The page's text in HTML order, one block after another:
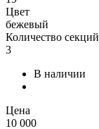
Цвет
бежевый
Количество секций
3
В наличии
Цена
10 000